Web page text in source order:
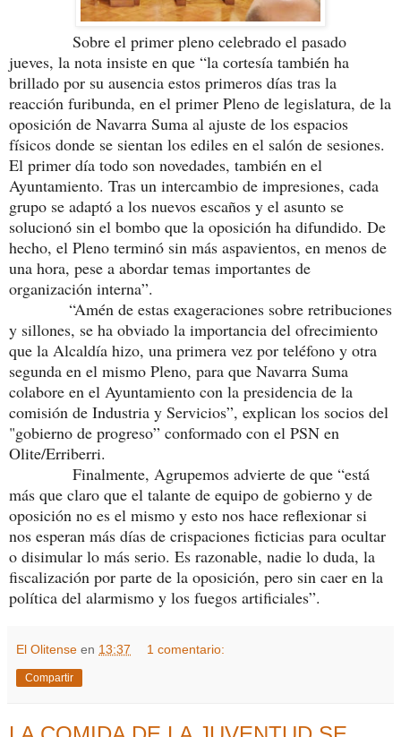
Sobre el primer pleno celebrado el pasado
jueves, la nota insiste en que “la cortesía también ha
brillado por su ausencia estos primeros días tras la
reacción furibunda, en el primer Pleno de legislatura, de la
oposición de Navarra Suma al ajuste de los espacios
físicos donde se sientan los ediles en el salón de sesiones.
El primer día todo son novedades, también en el
Ayuntamiento. Tras un intercambio de impresiones, cada
grupo se adaptó a los nuevos escaños y el asunto se
solucionó sin el bombo que la oposición ha difundido. De
hecho, el Pleno terminó sin más aspavientos, en menos de
una hora, pese a abordar temas importantes de
organización interna”.
“Amén de estas exageraciones sobre retribuciones
y sillones, se ha obviado la importancia del ofrecimiento
que la Alcaldía hizo, una primera vez por teléfono y otra
segunda en el mismo Pleno, para que Navarra Suma
colabore en el Ayuntamiento con la presidencia de la
comisión de Industria y Servicios”, explican los socios del
"gobierno de progreso” conformado con el PSN en
Olite/Erriberri.
Finalmente, Agrupemos advierte de que “está
más que claro que el talante de equipo de gobierno y de
oposición no es el mismo y esto nos hace reflexionar si
nos esperan más días de crispaciones ficticias para ocultar
o disimular lo más serio. Es razonable, nadie lo duda, la
fiscalización por parte de la oposición, pero sin caer en la
política del alarmismo y los fuegos artificiales”.
El Olitense en 13:37 1 comentario:
Compartir